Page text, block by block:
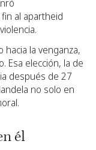
al apartheid
hacia la venganza,
Esa elección, la de
después de 27
no solo en
él